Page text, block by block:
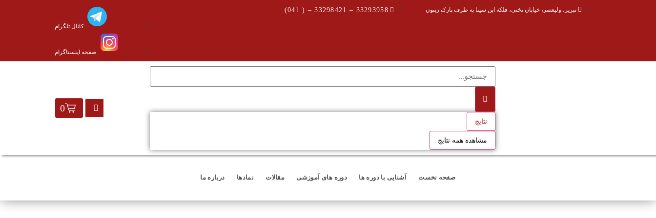
تبریز، ولیعصر، خیابان تختی، فلکه ابن سینا به طرف پارک زیتون 33293958 – 33298421 – ( 041)
کانال تلگرام
صفحه اینستاگرام
نتایج
مشاهده همه نتایج
0
صفحه نخست آشنایی با دوره ها دوره های آموزشی مقالات نمادها درباره ما